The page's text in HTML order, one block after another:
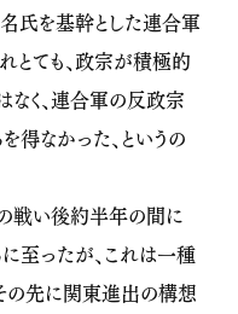
氏を基幹とした連合軍
とても、政宗が積極的
なく、連合軍の反政宗
得なかった、というの
戦い後約半年の間に
至ったが、これは一種
の先に関東進出の構想